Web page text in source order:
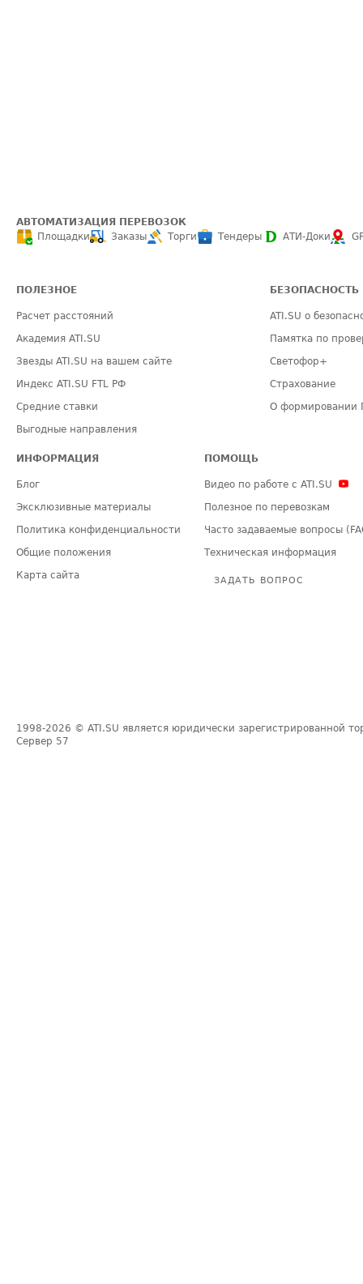
АВТОМАТИЗАЦИЯ ПЕРЕВОЗОК
Площадки
Заказы Торги Тендеры АТИ-Доки
ПОЛЕЗНОЕ
Расчет расстояний
Академия ATI.SU
Звезды ATI.SU на вашем сайте
Индекс ATI.SU FTL РФ
Средние ставки
Выгодные направления
БЕЗОПАСНОСТЬ
ATI.SU о
Памятка по
Светофор+
Страхование
О формировании
ИНФОРМАЦИЯ
Блог
Эксклюзивные материалы
Политика конфиденциальности
Общие положения
Карта сайта
ПОМОЩЬ
Видео по работе с ATI.SU
Полезное по перевозкам
Часто задаваемые вопросы
Техническая информация
ЗАДАТЬ ВОПРОС
1998-2026 © ATI.SU является юридически зарегистрированной
Сервер 57